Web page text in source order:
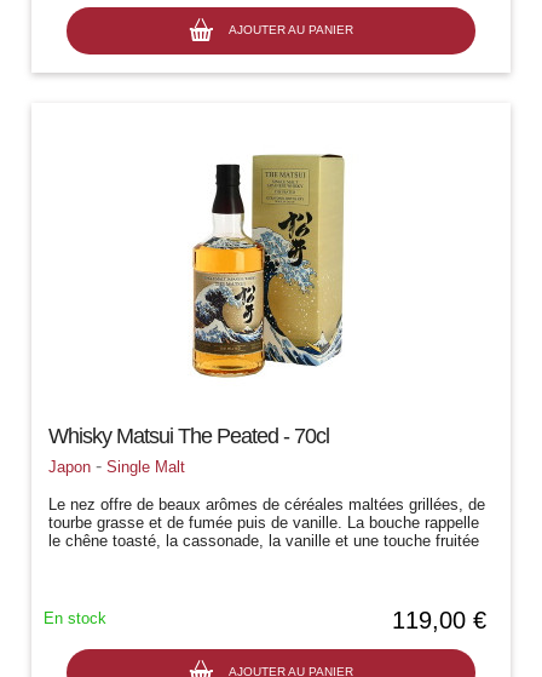
AJOUTER AU PANIER
Whisky Matsui The Peated - 70cl
Japon -Single Malt
Le nez offre de beaux arômes de céréales maltées grillées, de
tourbe grasse et de fumée puis de vanille. La bouche rappelle
le chêne toasté, la cassonade, la vanille et une touche fruitée
119,00 €
AJOUTER AU PANIER
En stock